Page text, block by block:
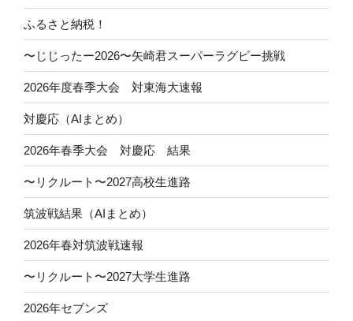
ふるさと納税！
〜じじったー2026〜矢崎君スーパーラグビー挑戦
2026年度春季大会 対東海大速報
対慶応（AIまとめ）
2026年春季大会 対慶応 結果
〜リクルート〜2027高校生進路
筑波戦結果（AIまとめ）
2026年春対筑波戦速報
〜リクルート〜2027大学生進路
2026年セブンズ